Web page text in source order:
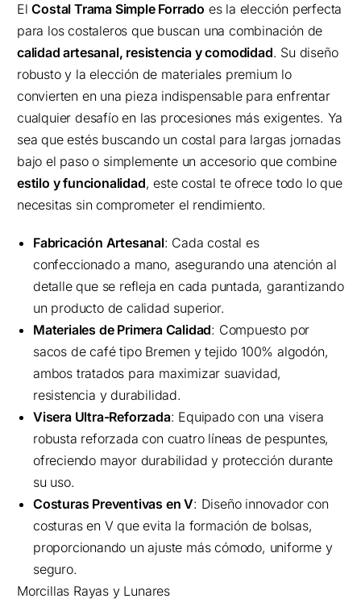
ElCostal Trama Simple Forrado es la elección perfecta
para los costaleros que buscan una combinación de
calidad artesanal, resistencia y comodidad. Su diseño
robusto y la elección de materiales premium lo
convierten en una pieza indispensable para enfrentar
cualquier desafío en las procesiones más exigentes. Ya
sea que estés buscando un costal para largas jornadas
bajo el paso o simplemente un accesorio que combine
estilo y funcionalidad, este costal te ofrece todo lo que
necesitas sin comprometer el rendimiento.
Fabricación Artesanal: Cada costal es
confeccionado a mano, asegurando una atención al
detalle que se refleja en cada puntada, garantizando
un producto de calidad superior.
Materiales de Primera Calidad: Compuesto por
sacos de café tipo Bremen y tejido 100% algodón,
ambos tratados para maximizar suavidad,
resistencia y durabilidad.
Visera Ultra-Reforzada: Equipado con una visera
robusta reforzada con cuatro líneas de pespuntes,
ofreciendo mayor durabilidad y protección durante
su uso.
Costuras Preventivas en V: Diseño innovador con
costuras en V que evita la formación de bolsas,
proporcionando un ajuste más cómodo, uniforme y
seguro.
Morcillas Rayas y Lunares